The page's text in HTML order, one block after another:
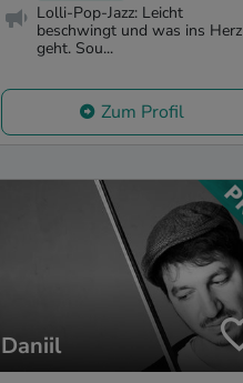
Lolli-Pop-Jazz: Leicht
beschwingt und was ins Herz
geht. Sou...
Zum Profil
Daniil